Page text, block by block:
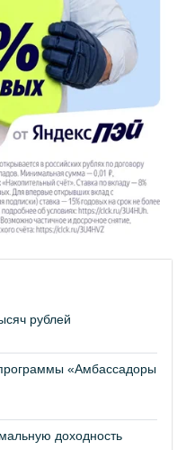
рублей
«Амбассадоры
доходность